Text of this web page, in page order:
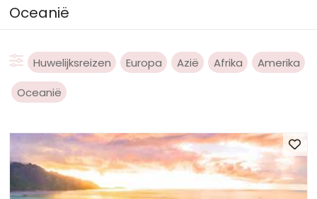
Oceanië
Huwelijksreizen Europa Azië Afrika Amerika
Oceanië